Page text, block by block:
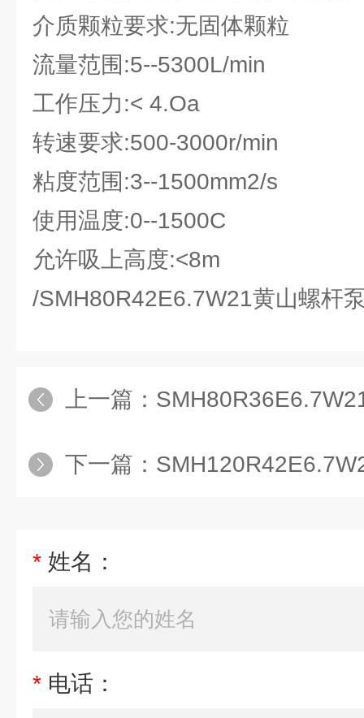
介质颗粒要求:无固体颗粒
流量范围:5--5300L/min
工作压力:< 4.Oa
转速要求:500-3000r/min
粘度范围:3--1500mm2/s
使用温度:0--1500C
允许吸上高度:<8m
/SMH80R42E6.7W21黄山螺杆
上一篇：
下一篇： SMH120R42E6.7W21黄
* 姓名：
* 电话：